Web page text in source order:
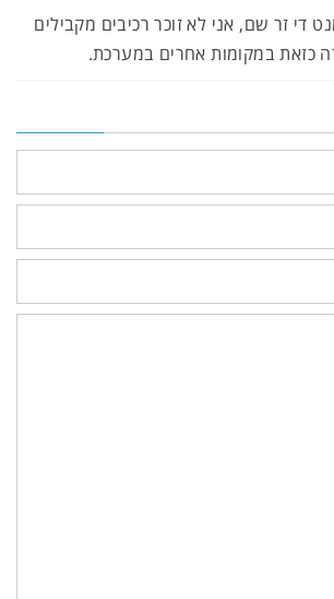
די זר שם, אני לא זוכר רכיבים מקבילים
כזאת במקומות אחרים במערכת.